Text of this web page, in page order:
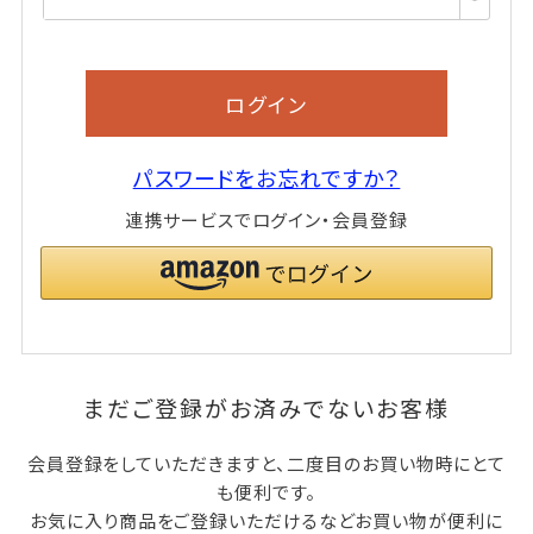
須)
ログイン
パスワードをお忘れですか？
連携サービスでログイン・会員登録
まだご登録がお済みでないお客様
会員登録をしていただきますと、二度目のお買い物時にとて
も便利です。
お気に入り商品をご登録いただけるなどお買い物が便利に